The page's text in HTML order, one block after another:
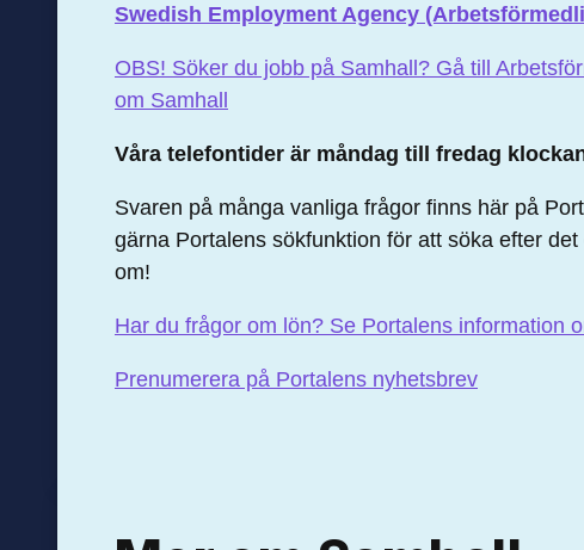
Swedish Employment Agency
OBS! Söker du jobb på Samhall? Gå till
om Samhall
Våra telefontider är måndag till fredag
Svaren på många vanliga frågor finns här på
gärna Portalens sökfunktion för att söka efter
om!
Har du frågor om lön? Se Portalens information
Prenumerera på Portalens nyhetsbrev